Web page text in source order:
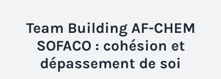
Team Building AF-CHEM
SOFACO : cohésion et
dépassement de soi